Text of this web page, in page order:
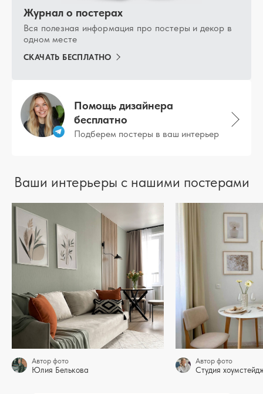
Журнал о постерах
Вся полезная информация про постеры и декор в
одном месте
СКАЧАТЬ БЕСПЛАТНО
Помощь дизайнера
бесплатно
Подберем постеры в ваш интерьер
Ваши интерьеры с нашими постерами
Автор фото
Юлия Белькова
Автор фото
Студия